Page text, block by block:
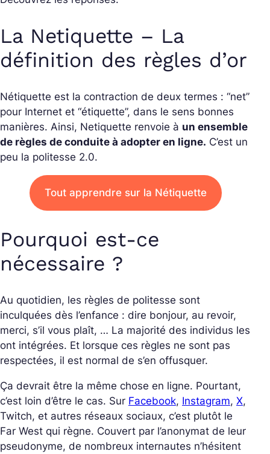
La Netiquette – La
définition des règles d’or
Nétiquette est la contraction de deux termes : “net”
pour Internet et “étiquette”, dans le sens bonnes
manières. Ainsi, Netiquette renvoie à un ensemble
de règles de conduite à adopter en ligne. C’est un
peu la politesse 2.0.
Tout apprendre sur la Nétiquette
Pourquoi est-ce
nécessaire ?
Au quotidien, les règles de politesse sont
inculquées dès l’enfance : dire bonjour, au revoir,
merci, s’il vous plaît, … La majorité des individus les
ont intégrées. Et lorsque ces règles ne sont pas
respectées, il est normal de s’en offusquer.
Ça devrait être la même chose en ligne. Pourtant,
c’est loin d’être le cas. Sur Facebook, Instagram, X,
Twitch, et autres réseaux sociaux, c’est plutôt le
Far West qui règne. Couvert par l’anonymat de leur
pseudonyme, de nombreux internautes n’hésitent